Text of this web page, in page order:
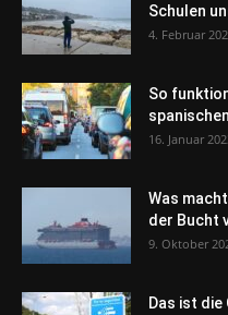
Schulen
4. Februar
So
16. Januar
Was
der Bucht
9. Oktober
Das ist die